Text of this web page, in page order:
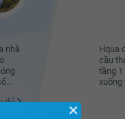
nhà
đủ
Hqua
cầu
tầng
xuống
✕